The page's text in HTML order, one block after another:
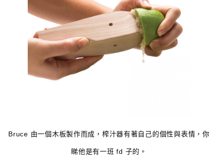
Bruce 由一個木板製作而成，榨汁器有著自己的個性與表情，你
睇他是有一班 fd 子的。